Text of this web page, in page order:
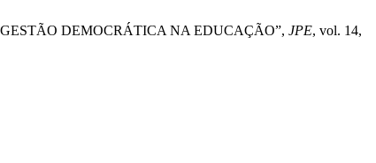
GESTÃO DEMOCRÁTICA NA EDUCAÇÃO”, JPE, vol. 14,